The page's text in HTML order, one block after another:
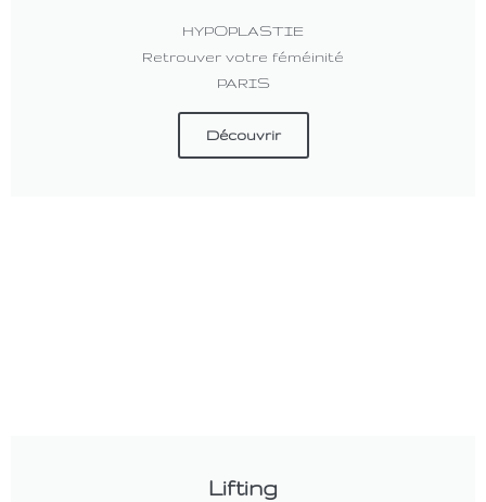
HYPOPLASTIE
Retrouver votre féméinité
PARIS
Découvrir
Lifting